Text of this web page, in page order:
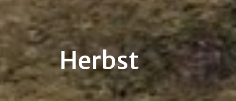
Herbst